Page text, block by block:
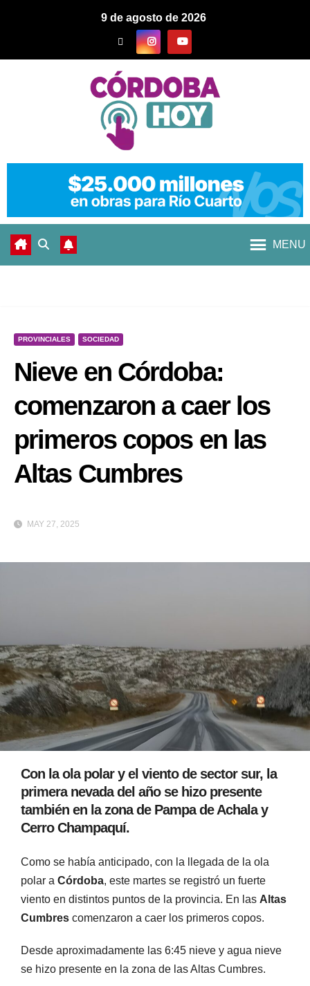
9 de agosto de 2026
MENU
PROVINCIALES SOCIEDAD
Nieve en Córdoba:
comenzaron a caer los
primeros copos en las
Altas Cumbres
MAY 27, 2025
Con la ola polar y el viento de sector sur, la
primera nevada del año se hizo presente
también en la zona de Pampa de Achala y
Cerro Champaquí.
Como se había anticipado, con la llegada de la ola
polar a Córdoba, este martes se registró un fuerte
viento en distintos puntos de la provincia. En las Altas
Cumbres comenzaron a caer los primeros copos.
Desde aproximadamente las 6:45 nieve y agua nieve
se hizo presente en la zona de las Altas Cumbres.